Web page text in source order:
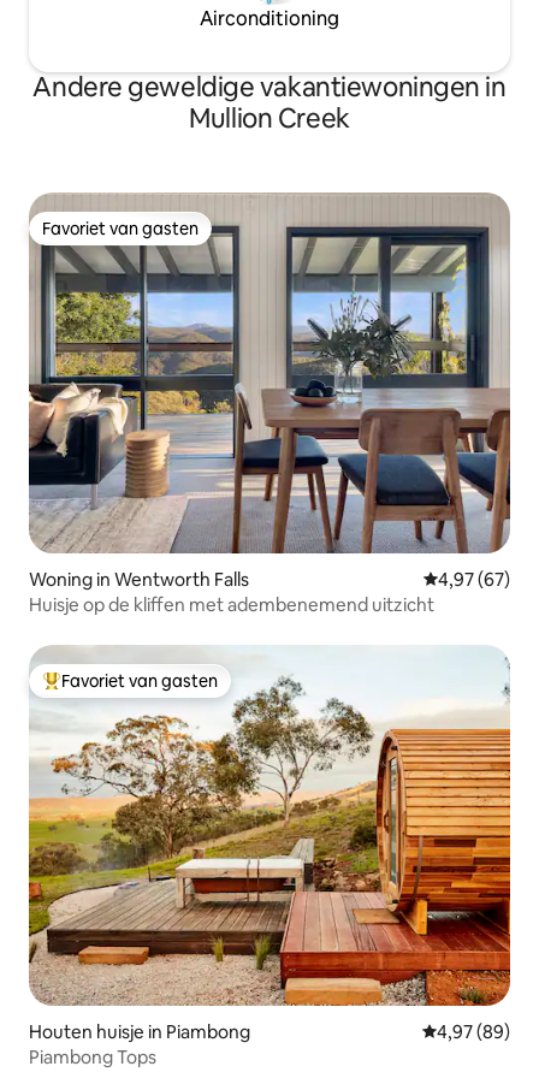
Airconditioning
Andere geweldige vakantiewoningen in
Mullion Creek
Favoriet van gasten
Favoriet van gasten
Woning in Wentworth Falls Gemiddelde
4,97 (67)
Huisje op de kliffen met adembenemend uitzicht
Topfavoriet van gasten
Favoriet van gasten
Houten huisje in Piambong Gemiddelde
4,97 (89)
Piambong Tops